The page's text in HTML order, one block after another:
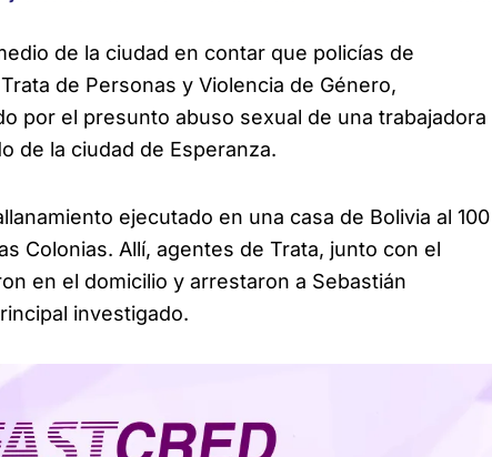
de la ciudad en contar que policías de
de Personas y Violencia de Género,
por el presunto abuso sexual de una trabajadora
de la ciudad de Esperanza.
ejecutado en una casa de Bolivia al 100
Colonias. Allí, agentes de Trata, junto con el
en el domicilio y arrestaron a Sebastián
investigado.